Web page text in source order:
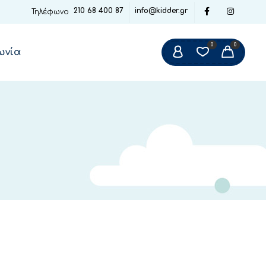
Τηλέφωνο 210 68 400 87 info@kidder.gr
0
0